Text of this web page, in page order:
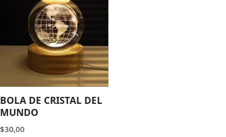
BOLA DE CRISTAL DEL
MUNDO
$30,00